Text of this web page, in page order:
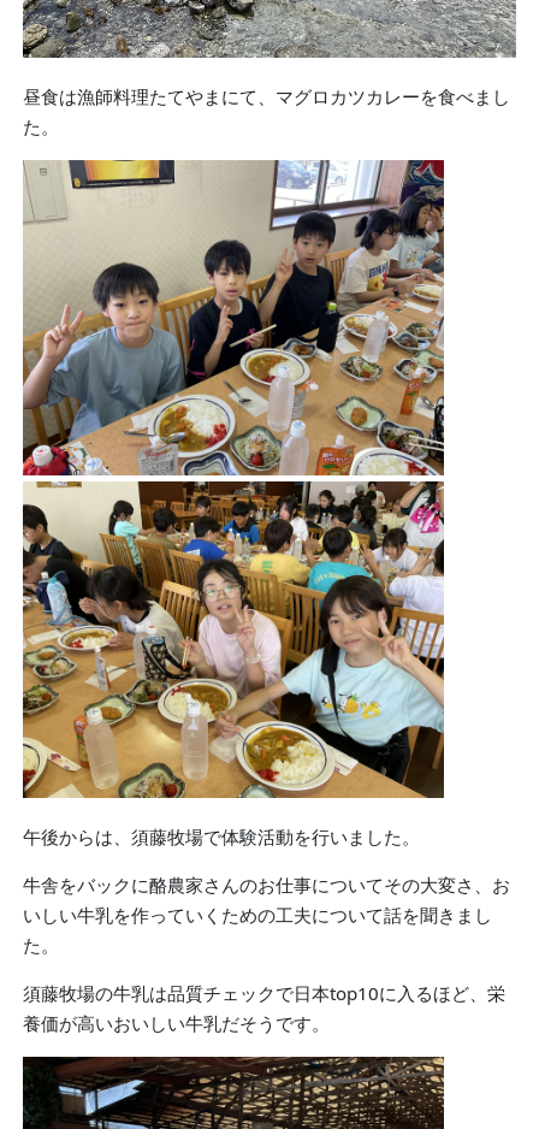
昼食は漁師料理たてやまにて、マグロカツカレーを食べまし
た。
午後からは、須藤牧場で体験活動を行いました。
牛舎をバックに酪農家さんのお仕事についてその大変さ、お
いしい牛乳を作っていくための工夫について話を聞きまし
た。
須藤牧場の牛乳は品質チェックで日本top10に入るほど、栄
養価が高いおいしい牛乳だそうです。